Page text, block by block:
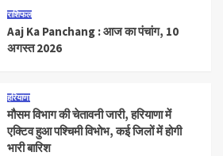
राशिफल
Aaj Ka Panchang : आज का पंचांग, 10
अगस्त 2026
हरियाणा
मौसम विभाग की चेतावनी जारी, हरियाणा में
एक्टिव हुआ पश्चिमी विभोभ, कई जिलों में होगी
भारी बारिश